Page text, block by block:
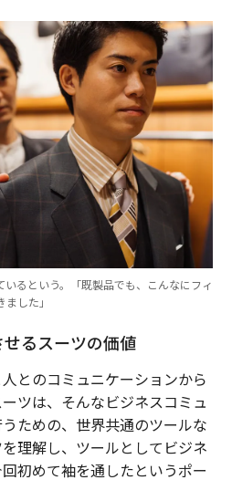
るという。「既製品でも、こんなにフィ
した」
るスーツの価値
とのコミュニケーションから
ツは、そんなビジネスコミュ
ための、世界共通のツールな
理解し、ツールとしてビジネ
初めて袖を通したというポー